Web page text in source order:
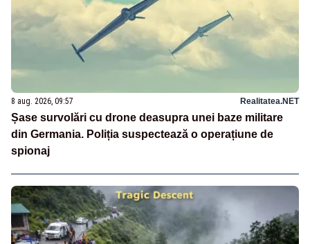
8 aug. 2026, 09:57 Realitatea.NET
Șase survolări cu drone deasupra unei baze militare
din Germania. Poliția suspectează o operațiune de
spionaj